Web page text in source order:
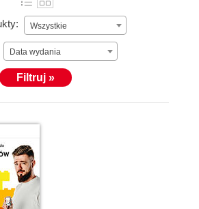
w poszukiwaniu
dekady prowadzi warsztaty,
oraz autorskich obozach
I nawet nie myśli przestawać.
Wszystkie
Data wydania
Filtruj »